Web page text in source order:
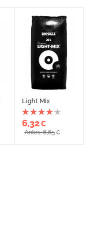
Light Mix
6,32€
Antes: 6,65€